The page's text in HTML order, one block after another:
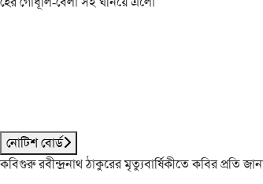
নোটিশ বোর্ড
কবিগুরু রবীন্দ্রনাথ ঠাকুরের মৃত্যুবার্ষিকীতে কবির প্রতি